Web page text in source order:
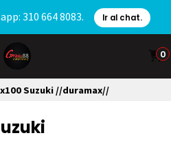
310 664 8083. Ir al chat.
0
Suzuki //duramax//